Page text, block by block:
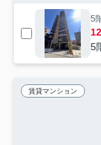
5
5
賃貸マンション